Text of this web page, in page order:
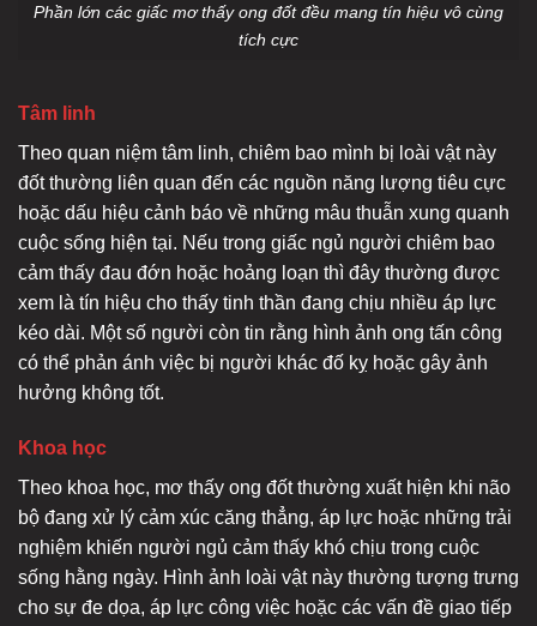
Phần lớn các giấc mơ thấy ong đốt đều mang tín hiệu vô cùng
tích cực
Tâm linh
Theo quan niệm tâm linh, chiêm bao mình bị loài vật này
đốt thường liên quan đến các nguồn năng lượng tiêu cực
hoặc dấu hiệu cảnh báo về những mâu thuẫn xung quanh
cuộc sống hiện tại. Nếu trong giấc ngủ người chiêm bao
cảm thấy đau đớn hoặc hoảng loạn thì đây thường được
xem là tín hiệu cho thấy tinh thần đang chịu nhiều áp lực
kéo dài. Một số người còn tin rằng hình ảnh ong tấn công
có thể phản ánh việc bị người khác đố kỵ hoặc gây ảnh
hưởng không tốt.
Khoa học
Theo khoa học, mơ thấy ong đốt thường xuất hiện khi não
bộ đang xử lý cảm xúc căng thẳng, áp lực hoặc những trải
nghiệm khiến người ngủ cảm thấy khó chịu trong cuộc
sống hằng ngày. Hình ảnh loài vật này thường tượng trưng
cho sự đe dọa, áp lực công việc hoặc các vấn đề giao tiếp